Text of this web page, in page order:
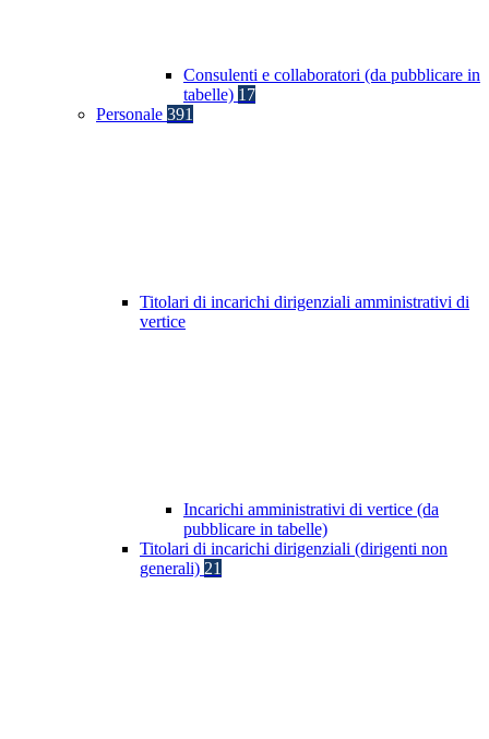
Consulenti e collaboratori (da pubblicare in
tabelle) 17
Personale 391
Titolari di incarichi dirigenziali amministrativi di
vertice
Incarichi amministrativi di vertice (da
pubblicare in tabelle)
Titolari di incarichi dirigenziali (dirigenti non
generali) 21